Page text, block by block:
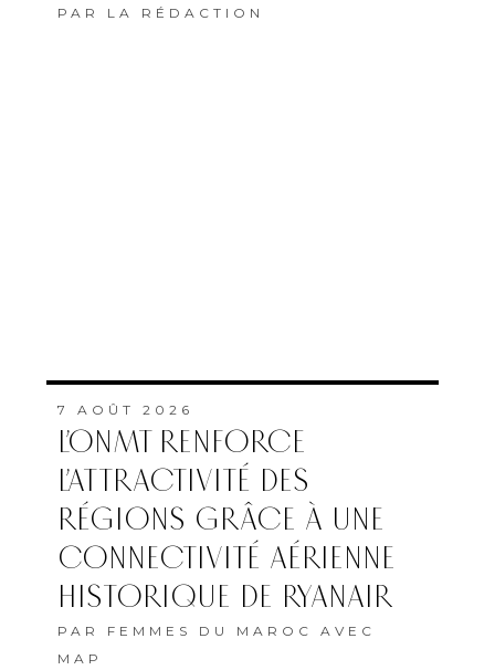
PAR LA RÉDACTION
7 AOÛT 2026
L’ONMT RENFORCE
L’ATTRACTIVITÉ DES
RÉGIONS GRÂCE À UNE
CONNECTIVITÉ AÉRIENNE
HISTORIQUE DE RYANAIR
PAR FEMMES DU MAROC AVEC
MAP